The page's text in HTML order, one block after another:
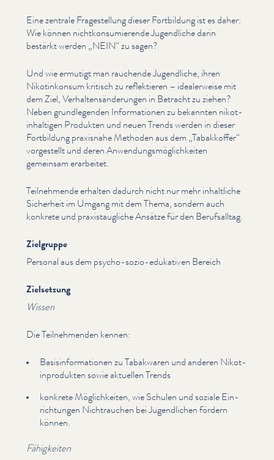
Eine zentrale Fragestel­lung dieser Fortbildung ist es daher:
Wie können nichtkon­sum­ierende Jugendliche darin
bestärkt werden „NEIN“ zu sagen?
Und wie ermutigt man rauchende Jugendliche, ihren
Nikotinkon­sum kritisch zu reflek­tieren – ide­al­er­weise mit
dem Ziel, Ver­hal­tensän­derun­gen in Betracht zu ziehen?
Neben grundle­gen­den Infor­ma­tio­nen zu bekannten nikot­
in­halti­gen Produkten und neuen Trends werden in dieser
Fortbildung praxisnahe Methoden aus dem „Tabakkoffer“
vorgestellt und deren Anwen­dungsmöglichkeit­en
gemeinsam erarbeitet.
Teil­nehmende erhalten dadurch nicht nur mehr inhaltliche
Sicherheit im Umgang mit dem Thema, sondern auch
konkrete und prax­is­taugliche Ansätze für den Beruf­sall­t­ag.
Zielgruppe
Personal aus dem psycho-sozio-edukativen Bereich
Zielsetzung
Wissen
Die Teil­nehmenden kennen:
Basis­in­for­ma­tio­nen zu Tabakwaren und anderen Nikot­
in­pro­duk­ten sowie aktuellen Trends
konkrete Möglichkeit­en, wie Schulen und soziale Ein­
rich­tun­gen Nich­trauchen bei Jugendlichen fördern
können.
Fähigkeiten